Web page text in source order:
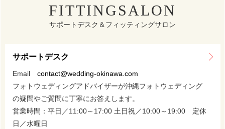
FITTINGSALON
サポートデスク＆フィッティングサロン
サポートデスク
Email contact@wedding-okinawa.com
フォトウェディングアドバイザーが沖縄フォトウェディング
の疑問やご質問に丁寧にお答えします。
営業時間：平日／11:00～17:00 土日祝／10:00～19:00 定休
日／水曜日